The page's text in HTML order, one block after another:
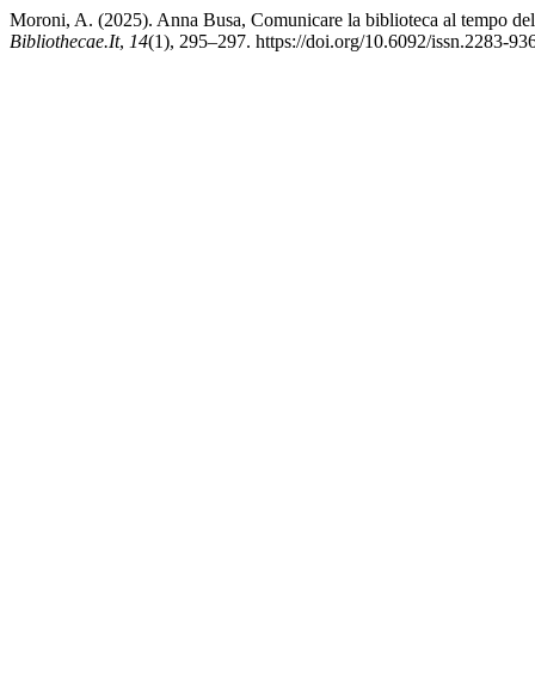
Moroni, A. (2025). Anna Busa, Comunicare la biblioteca al tempo
Bibliothecae.It, 14(1), 295–297. https://doi.org/10.6092/issn.2283-